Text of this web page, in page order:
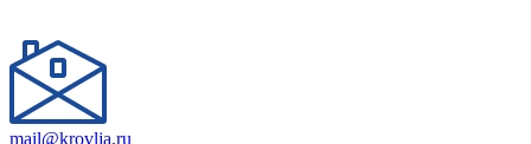
mail@krovlja.ru